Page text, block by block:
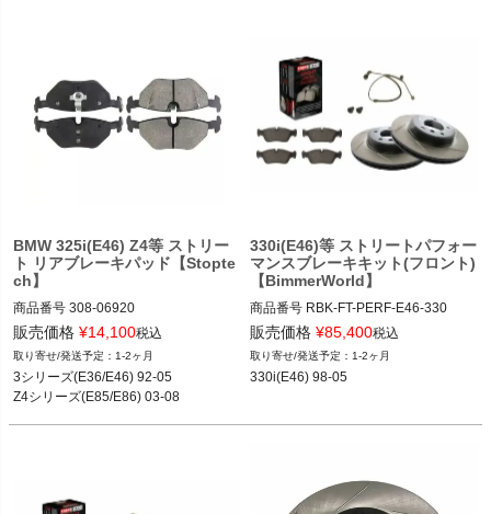
〇Z シリーズ
BMW 325i(E46) Z4等 ストリー
ト リアブレーキパッド【Stopte
ch】
商品番号 308-06920
308_06920
12BMR"308.06920"
〇3 シリーズ
323ic/323is/325i/325ic/325is/328i/32
〇Z シリーズ
販売価格 ¥14,100税込
1-2ヶ月
3シリーズ(E36/E46) 92-05
330i(E46)等 ストリートパフォー
マンスブレーキキット(フロント)
【BimmerWorld】
商品番号 RBK-FT-PERF-E46-330
RBK-FT-PERF-E46-330
販売価格 ¥85,400税込
1-2ヶ月
330i(E46) 98-05